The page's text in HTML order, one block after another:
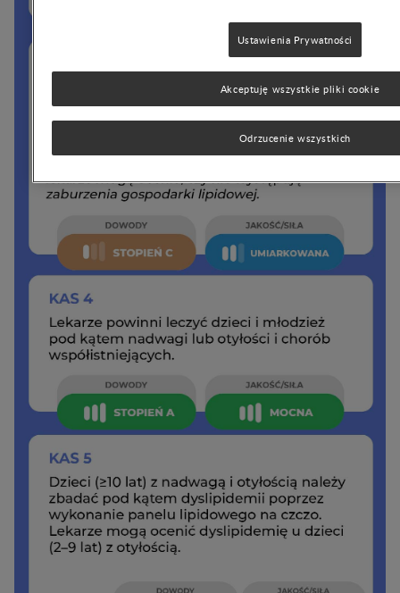
Ustawienia Prywatności
Odrzucenie wszystkich
Akceptuję wszystkie pliki cookie